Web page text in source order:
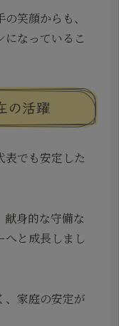
笑顔からも、
なっているこ
の活躍
表でも安定した
献身的な守備な
へと成長しまし
、家庭の安定が